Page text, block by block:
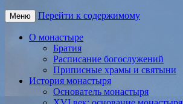
Меню Перейти к содержимому
О монастыре
Братия
Расписание богослужений
Приписные храмы и святыни
История монастыря
Основатель монастыря